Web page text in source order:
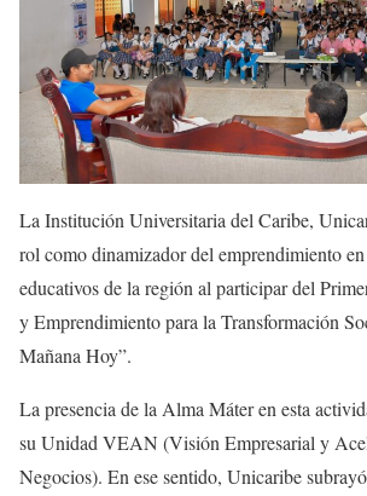
La Institución Universitaria del Caribe,
rol como dinamizador del emprendimiento
educativos de la región al participar del
y Emprendimiento para la Transformación
Mañana Hoy”.
La presencia de la Alma Máter en esta
su Unidad VEAN (Visión Empresarial y
Negocios). En ese sentido, Unicaribe